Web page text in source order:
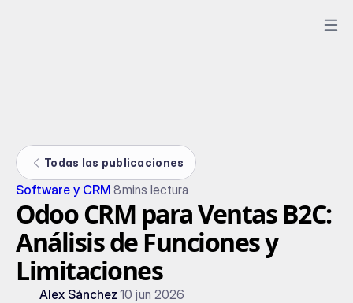
Todas las publicaciones
Software y CRM 8mins lectura
Odoo CRM para Ventas B2C:
Análisis de Funciones y
Limitaciones
Alex Sánchez 10 jun 2026